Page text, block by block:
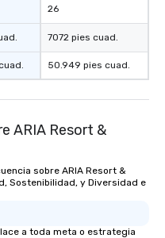
26
7072 pies cuad.
50.949 pies cuad.
ARIA Resort &
sobre ARIA Resort &
Sostenibilidad, y Diversidad e
a toda meta o estrategia